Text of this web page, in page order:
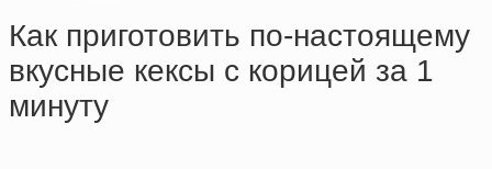
Как приготовить по-настоящему
вкусные кексы с корицей за 1
минуту